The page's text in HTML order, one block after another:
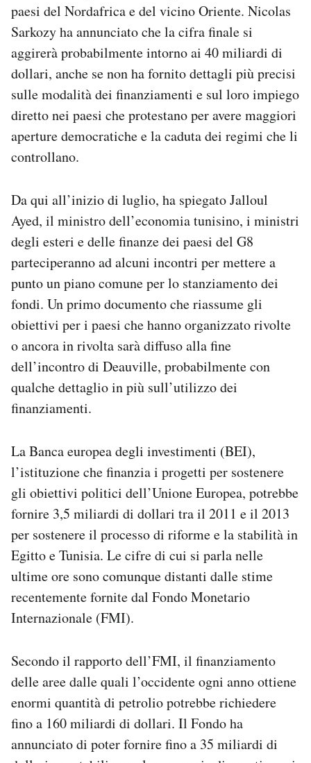
Area Personale
Newsletter
Notifiche mobile
Regala il Post
Hai bisogno di aiuto?
Esci
paesi del Nordafrica e del vicino Oriente. Nicolas
Sarkozy ha annunciato che la cifra finale si
aggirerà probabilmente intorno ai 40 miliardi di
dollari, anche se non ha fornito dettagli più precisi
sulle modalità dei finanziamenti e sul loro impiego
diretto nei paesi che protestano per avere maggiori
aperture democratiche e la caduta dei regimi che li
controllano.
Da qui all’inizio di luglio, ha spiegato Jalloul
Ayed, il ministro dell’economia tunisino, i ministri
degli esteri e delle finanze dei paesi del G8
parteciperanno ad alcuni incontri per mettere a
punto un piano comune per lo stanziamento dei
fondi. Un primo documento che riassume gli
obiettivi per i paesi che hanno organizzato rivolte
o ancora in rivolta sarà diffuso alla fine
dell’incontro di Deauville, probabilmente con
qualche dettaglio in più sull’utilizzo dei
finanziamenti.
La Banca europea degli investimenti (BEI),
l’istituzione che finanzia i progetti per sostenere
gli obiettivi politici dell’Unione Europea, potrebbe
fornire 3,5 miliardi di dollari tra il 2011 e il 2013
per sostenere il processo di riforme e la stabilità in
Egitto e Tunisia. Le cifre di cui si parla nelle
ultime ore sono comunque distanti dalle stime
recentemente fornite dal Fondo Monetario
Internazionale (FMI).
Secondo il rapporto dell’FMI, il finanziamento
delle aree dalle quali l’occidente ogni anno ottiene
enormi quantità di petrolio potrebbe richiedere
fino a 160 miliardi di dollari. Il Fondo ha
annunciato di poter fornire fino a 35 miliardi di